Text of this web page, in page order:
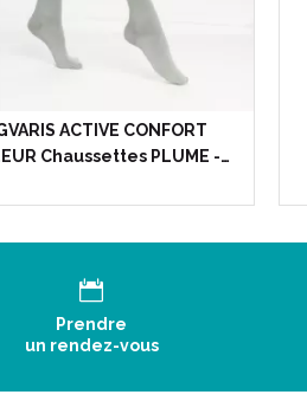
ACTIVE CONFORT
Chaussettes PLUME -…
Prendre
un rendez-vous